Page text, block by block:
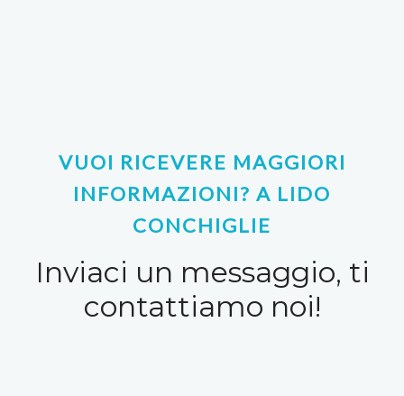
VUOI RICEVERE MAGGIORI
INFORMAZIONI? A LIDO
CONCHIGLIE
Inviaci un messaggio, ti
contattiamo noi!